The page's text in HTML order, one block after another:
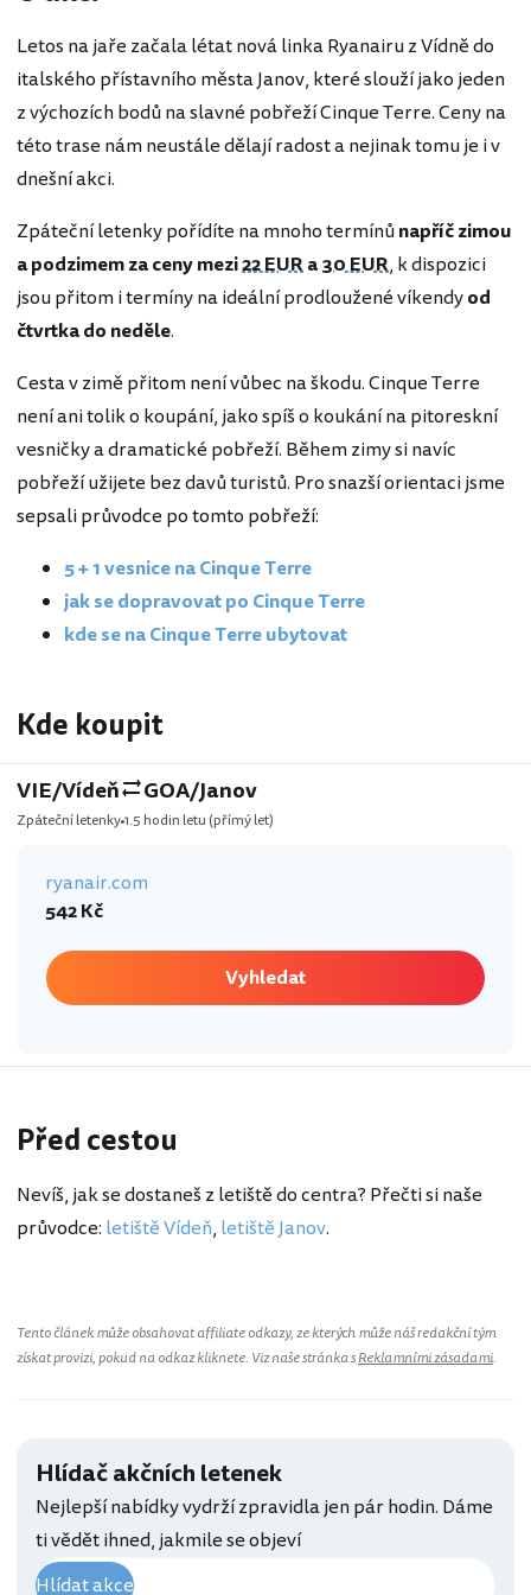
Letos na jaře začala létat nová linka Ryanairu z Vídně do
italského přístavního města Janov, které slouží jako jeden
z výchozích bodů na slavné pobřeží Cinque Terre. Ceny na
této trase nám neustále dělají radost a nejinak tomu je i v
dnešní akci.
Zpáteční letenky pořídíte na mnoho termínůnapříč zimou
a podzimem za ceny mezi22 EURa30 EUR, k dispozici
jsou přitom i termíny na ideální prodloužené víkendyod
čtvrtka do neděle.
Cesta v zimě přitom není vůbec na škodu. Cinque Terre
není ani tolik o koupání, jako spíš o koukání na pitoreskní
vesničky a dramatické pobřeží. Během zimy si navíc
pobřeží užijete bez davů turistů. Pro snazší orientaci jsme
sepsali průvodce po tomto pobřeží:
5 + 1 vesnice na Cinque Terre
jak se dopravovat po Cinque Terre
kde se na Cinque Terre ubytovat
Kde koupit
VIE/Vídeň GOA/Janov
Zpáteční letenky1.5 hodin letu (přímý let)
ryanair.com
542 Kč
Vyhledat
Před cestou
Nevíš, jak se dostaneš z letiště do centra? Přečti si naše
průvodce: letiště Vídeň, letiště Janov.
Tento článek může obsahovat affiliate odkazy, ze kterých může náš redakční tým
získat provizi, pokud na odkaz kliknete. Viz naše stránka sReklamními zásadami.
Hlídač akčních letenek
Nejlepší nabídky vydrží zpravidla jen pár hodin. Dáme
ti vědět ihned, jakmile se objeví
Hlídat akce